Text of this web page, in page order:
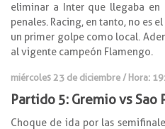
eliminar a Inter que llegaba
penales. Racing, en tanto, no es
un primer golpe como local.
al vigente campeón Flamengo.
miércoles 23 de diciembre / Hora:
Partido 5: Gremio vs Sao
Choque de ida por las